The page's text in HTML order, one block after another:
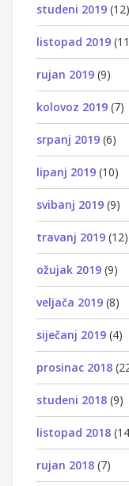
studeni 2019 (12)
listopad 2019
rujan 2019 (9)
kolovoz 2019 (7)
srpanj 2019 (6)
lipanj 2019 (10)
svibanj 2019 (9)
travanj 2019 (12)
ožujak 2019 (9)
veljača 2019 (8)
siječanj 2019 (4)
prosinac 2018
studeni 2018 (9)
listopad 2018
rujan 2018 (7)